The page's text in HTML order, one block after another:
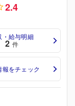
2.4
・給与明細
2 件
報をチェック